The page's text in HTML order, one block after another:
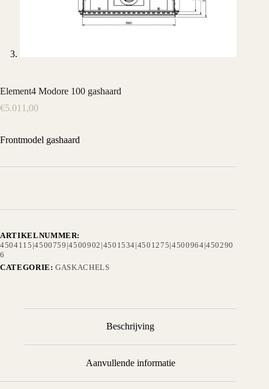
Element4 Modore 100 gashaard
€5.011,00
Frontmodel gashaard
ARTIKELNUMMER:
4504115|4500759|4500902|4501534|4501275|4500964|450290
6
CATEGORIE:GASKACHELS
Beschrijving
Aanvullende informatie